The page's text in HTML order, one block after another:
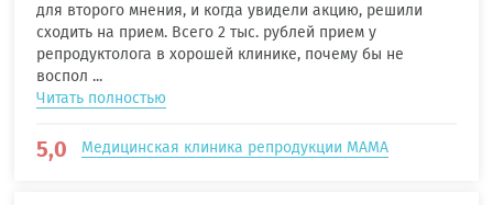
для второго мнения, и когда увидели акцию, решили
сходить на прием. Всего 2 тыс. рублей прием у
репродуктолога в хорошей клинике, почему бы не
воспол ...
Читать полностью
5,0 Медицинская клиника репродукции МАМА